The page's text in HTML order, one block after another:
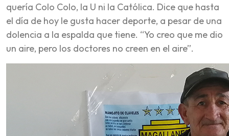
quería Colo Colo, la U ni la Católica. Dice que hasta
el día de hoy le gusta hacer deporte, a pesar de una
dolencia a la espalda que tiene. “Yo creo que me dio
un aire, pero los doctores no creen en el aire”.